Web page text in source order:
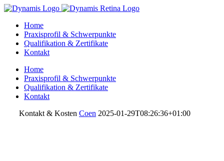
Home
Praxisprofil & Schwerpunkte
Qualifikation & Zertifikate
Kontakt
Home
Praxisprofil & Schwerpunkte
Qualifikation & Zertifikate
Kontakt
Kontakt & Kosten Coen 2025-01-29T08:26:36+01:00